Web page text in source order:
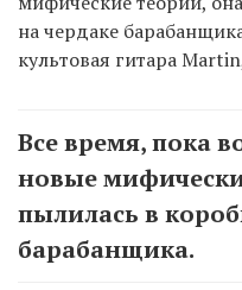
на чердаке
культовая гитара
Все время, пока
новые
пылилась в
барабанщика.